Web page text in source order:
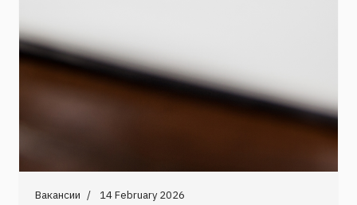
Вакансии 14 February 2026